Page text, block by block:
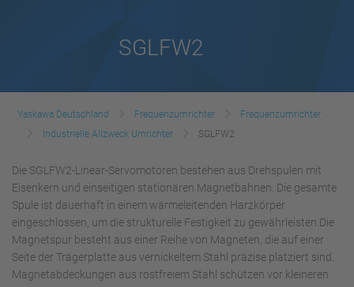
SGLFW2
Yaskawa Deutschland Frequenzumrichter
Frequenzumrichter
Industrielle Allzweck Umrichter
SGLFW2
Die SGLFW2-Linear-Servomotoren bestehen aus Drehspulen mit
Eisenkern und einseitigen stationären Magnetbahnen. Die gesamte
Spule ist dauerhaft in einem wärmeleitenden Harzkörper
eingeschlossen, um die strukturelle Festigkeit zu gewährleisten.Die
Magnetspur besteht aus einer Reihe von Magneten, die auf einer
Seite der Trägerplatte aus vernickeltem Stahl präzise platziert sind.
Magnetabdeckungen aus rostfreiem Stahl schützen vor kleineren